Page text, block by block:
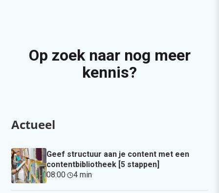
Op zoek naar nog meer
kennis?
Actueel
Geef structuur aan je content met een
contentbibliotheek [5 stappen]
08:00· 4 min·